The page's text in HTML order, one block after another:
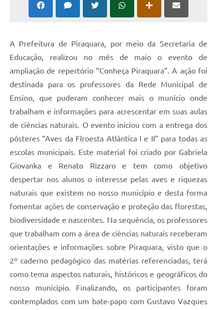
A Prefeitura de Piraquara, por meio da Secretaria de
Educação, realizou no mês de maio o evento de
ampliação de repertório “Conheça Piraquara”. A ação foi
destinada para os professores da Rede Municipal de
Ensino, que puderam conhecer mais o munício onde
trabalham e informações para acrescentar em suas aulas
de ciências naturais. O evento iniciou com a entrega dos
pôsteres “Aves da Flroesta Atlântica I e II” para todas as
escolas municipais. Este material foi criado por Gabriela
Giovanka e Renato Rizzaro e tem como objetivo
despertar nos alunos o interesse pelas aves e riquezas
naturais que existem no nosso município e desta forma
fomentar ações de conservação e proteção das florestas,
biodiversidade e nascentes. Na sequência, os professores
que trabalham com a área de ciências naturais receberam
orientações e informações sobre Piraquara, visto que o
2º caderno pedagógico das matérias referenciadas, terá
como tema aspectos naturais, históricos e geográficos do
nosso município. Finalizando, os participantes foram
contemplados com um bate-papo com Gustavo Vazques